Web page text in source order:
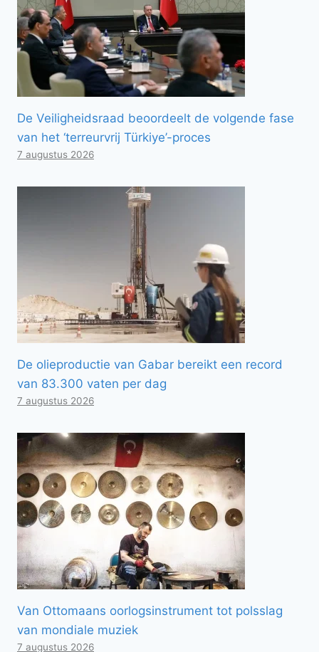
De Veiligheidsraad beoordeelt de volgende fase
van het ‘terreurvrij Türkiye’-proces
7 augustus 2026
De olieproductie van Gabar bereikt een record
van 83.300 vaten per dag
7 augustus 2026
Van Ottomaans oorlogsinstrument tot polsslag
van mondiale muziek
7 augustus 2026